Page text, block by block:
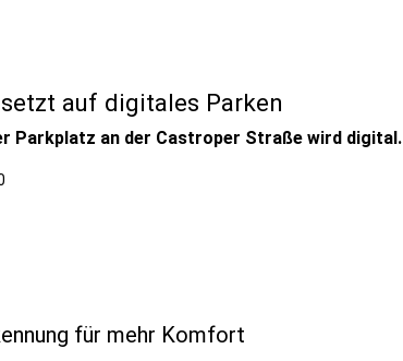
auf digitales Parken
Parkplatz an der Castroper Straße wird digital.
für mehr Komfort